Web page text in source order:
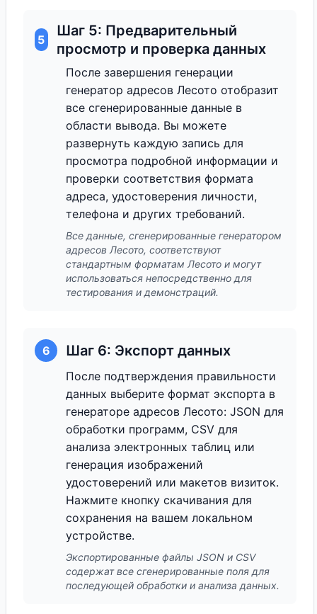
5
Шаг 5: Предварительный
просмотр и проверка данных
После завершения генерации
генератор адресов Лесото отобразит
все сгенерированные данные в
области вывода. Вы можете
развернуть каждую запись для
просмотра подробной информации и
проверки соответствия формата
адреса, удостоверения личности,
телефона и других требований.
Все данные, сгенерированные генератором
адресов Лесото, соответствуют
стандартным форматам Лесото и могут
использоваться непосредственно для
тестирования и демонстраций.
6 Шаг 6: Экспорт данных
После подтверждения правильности
данных выберите формат экспорта в
генераторе адресов Лесото: JSON для
обработки программ, CSV для
анализа электронных таблиц или
генерация изображений
удостоверений или макетов визиток.
Нажмите кнопку скачивания для
сохранения на вашем локальном
устройстве.
Экспортированные файлы JSON и CSV
содержат все сгенерированные поля для
последующей обработки и анализа данных.